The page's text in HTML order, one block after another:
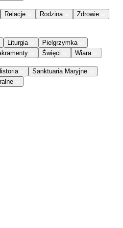
Relacje Rodzina
Zdrowie
Liturgia
Pielgrzymka
Święci Wiara
Sanktuaria Maryjne